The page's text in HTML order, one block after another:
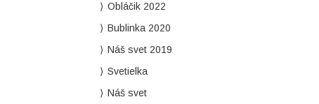
Obláčik 2022
Bublinka 2020
Náš svet 2019
Svetielka
Náš svet